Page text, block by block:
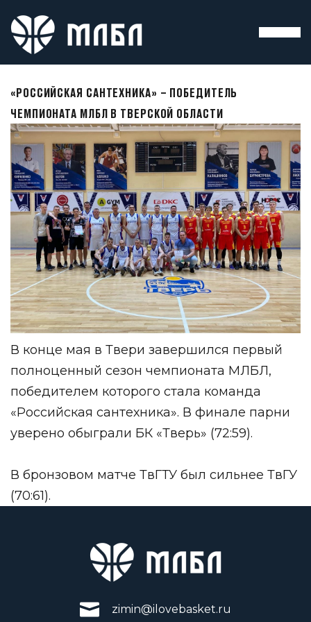
«РОССИЙСКАЯ САНТЕХНИКА» – ПОБЕДИТЕЛЬ
ЧЕМПИОНАТА МЛБЛ В ТВЕРСКОЙ ОБЛАСТИ
В конце мая в Твери завершился первый
полноценный сезон чемпионата МЛБЛ,
победителем которого стала команда
«Российская сантехника». В финале парни
уверено обыграли БК «Тверь» (72:59).
В бронзовом матче ТвГТУ был сильнее ТвГУ
(70:61).
zimin@ilovebasket.ru